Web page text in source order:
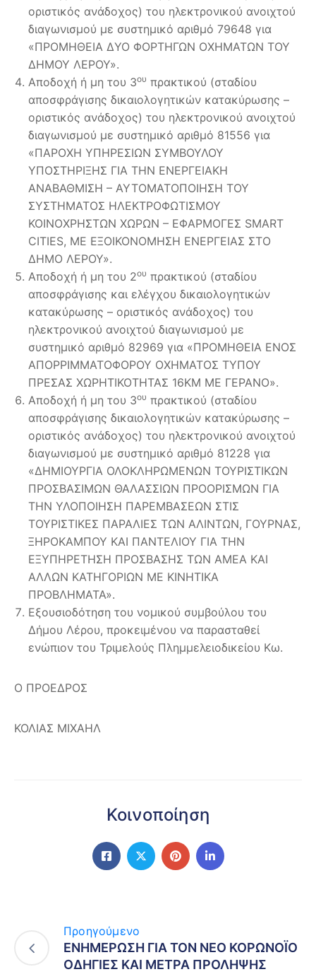
οριστικός ανάδοχος) του ηλεκτρονικού ανοιχτού
διαγωνισμού με συστημικό αριθμό 79648 για
«ΠΡΟΜΗΘΕΙΑ ΔΥΟ ΦΟΡΤΗΓΩΝ ΟΧΗΜΑΤΩΝ ΤΟΥ
ΔΗΜΟΥ ΛΕΡΟΥ».
Αποδοχή ή μη του 3ου πρακτικού (σταδίου
αποσφράγισης δικαιολογητικών κατακύρωσης –
οριστικός ανάδοχος) του ηλεκτρονικού ανοιχτού
διαγωνισμού με συστημικό αριθμό 81556 για
«ΠΑΡΟΧΗ ΥΠΗΡΕΣΙΩΝ ΣΥΜΒΟΥΛΟΥ
ΥΠΟΣΤΗΡΙΞΗΣ ΓΙΑ ΤΗΝ ΕΝΕΡΓΕΙΑΚΗ
ΑΝΑΒΑΘΜΙΣΗ – ΑΥΤΟΜΑΤΟΠΟΙΗΣΗ ΤΟΥ
ΣΥΣΤΗΜΑΤΟΣ ΗΛΕΚΤΡΟΦΩΤΙΣΜΟΥ
ΚΟΙΝΟΧΡΗΣΤΩΝ ΧΩΡΩΝ – ΕΦΑΡΜΟΓΕΣ SMART
CITIES, ΜΕ ΕΞΟΙΚΟΝΟΜΗΣΗ ΕΝΕΡΓΕΙΑΣ ΣΤΟ
ΔΗΜΟ ΛΕΡΟΥ».
Αποδοχή ή μη του 2ου πρακτικού (σταδίου
αποσφράγισης και ελέγχου δικαιολογητικών
κατακύρωσης – οριστικός ανάδοχος) του
ηλεκτρονικού ανοιχτού διαγωνισμού με
συστημικό αριθμό 82969 για «ΠΡΟΜΗΘΕΙΑ ΕΝΟΣ
ΑΠΟΡΡΙΜΜΑΤΟΦΟΡΟΥ ΟΧΗΜΑΤΟΣ ΤΥΠΟΥ
ΠΡΕΣΑΣ ΧΩΡΗΤΙΚΟΤΗΤΑΣ 16ΚΜ ΜΕ ΓΕΡΑΝΟ».
Αποδοχή ή μη του 3ου πρακτικού (σταδίου
αποσφράγισης δικαιολογητικών κατακύρωσης –
οριστικός ανάδοχος) του ηλεκτρονικού ανοιχτού
διαγωνισμού με συστημικό αριθμό 81228 για
«ΔΗΜΙΟΥΡΓΙΑ ΟΛΟΚΛΗΡΩΜΕΝΩΝ ΤΟΥΡΙΣΤΙΚΩΝ
ΠΡΟΣΒΑΣΙΜΩΝ ΘΑΛΑΣΣΙΩΝ ΠΡΟΟΡΙΣΜΩΝ ΓΙΑ
ΤΗΝ ΥΛΟΠΟΙΗΣΗ ΠΑΡΕΜΒΑΣΕΩΝ ΣΤΙΣ
ΤΟΥΡΙΣΤΙΚΕΣ ΠΑΡΑΛΙΕΣ ΤΩΝ ΑΛΙΝΤΩΝ, ΓΟΥΡΝΑΣ,
ΞΗΡΟΚΑΜΠΟΥ ΚΑΙ ΠΑΝΤΕΛΙΟΥ ΓΙΑ ΤΗΝ
ΕΞΥΠΗΡΕΤΗΣΗ ΠΡΟΣΒΑΣΗΣ ΤΩΝ ΑΜΕΑ ΚΑΙ
ΑΛΛΩΝ ΚΑΤΗΓΟΡΙΩΝ ΜΕ ΚΙΝΗΤΙΚΑ
ΠΡΟΒΛΗΜΑΤΑ».
Εξουσιοδότηση του νομικού συμβούλου του
Δήμου Λέρου, προκειμένου να παρασταθεί
ενώπιον του Τριμελούς Πλημμελειοδικείου Κω.
Ο ΠΡΟΕΔΡΟΣ
ΚΟΛΙΑΣ ΜΙΧΑΗΛ
Κοινοποίηση
Προηγούμενο
ΕΝΗΜΕΡΩΣΗ ΓΙΑ ΤΟΝ ΝΕΟ ΚΟΡΩΝΟΪΟ
ΟΔΗΓΙΕΣ ΚΑΙ ΜΕΤΡΑ ΠΡΟΛΗΨΗΣ